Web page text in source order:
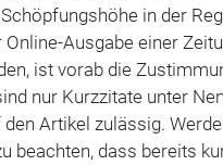
in der
Ausgabe einer
ist vorab die
nur Kurzzitate unter
den Artikel zulässig.
beachten, dass bereits